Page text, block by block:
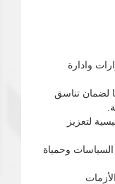
وادارة
لضمان تناسق
لتعزيز
وحمياة